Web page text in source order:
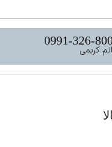
0991-326-
کریمی